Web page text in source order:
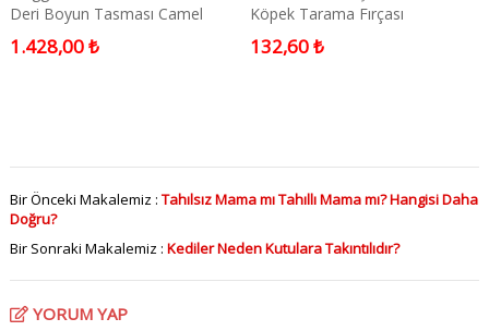
Deri Boyun Tasması Camel
Medium
1.428,00 ₺
Köpek Tarama Fırçası
132,60 ₺
Bir Önceki Makalemiz : Tahılsız Mama mı Tahıllı Mama mı? Hangisi Daha
Doğru?
Bir Sonraki Makalemiz : Kediler Neden Kutulara Takıntılıdır?
YORUM YAP